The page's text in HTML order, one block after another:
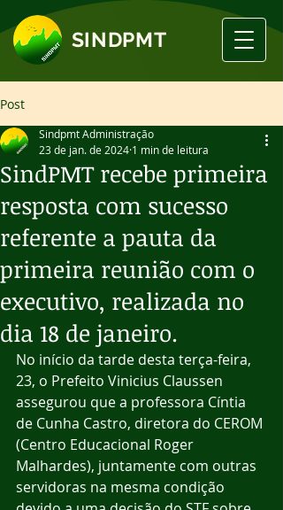
SINDPMT
Post
SindPMT recebe primeira
resposta com sucesso
referente a pauta da
primeira reunião com o
executivo, realizada no
dia 18 de janeiro.
Sindpmt Administração
23 de jan. de 2024 1 min de leitura
No início da tarde desta terça-feira,
23, o Prefeito Vinicius Claussen
assegurou que a professora Cíntia
de Cunha Castro, diretora do CEROM
(Centro Educacional Roger
Malhardes), juntamente com outras
servidoras na mesma condição